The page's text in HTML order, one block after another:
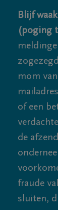
Blijf
(poging
mom
of een
de
fraude
sluiten,